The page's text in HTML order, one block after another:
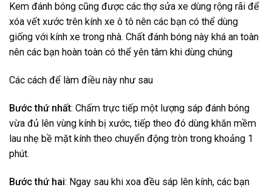
Kem đánh bóng cũng được các thợ sửa xe dùng rộng rãi để
xóa vết xước trên kính xe ô tô nên các bạn có thể dùng
giống với kính xe trong nhà. Chất đánh bóng này khá an toàn
nên các bạn hoàn toàn có thể yên tâm khi dùng chúng
Các cách để làm điều này như sau
Bước thứ nhất: Chấm trực tiếp một lượng sáp đánh bóng
vừa đủ lên vùng kính bị xước, tiếp theo đó dùng khăn mềm
lau nhẹ bề mặt kính theo chuyển động tròn trong khoảng 1
phút.
Bước thứ hai: Ngay sau khi xoa đều sáp lên kính, các bạn